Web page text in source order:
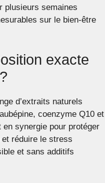
plusieurs semaines
sur le bien-être
exacte
d’extraits naturels
coenzyme Q10 et
synergie pour protéger
réduire le stress
et sans additifs